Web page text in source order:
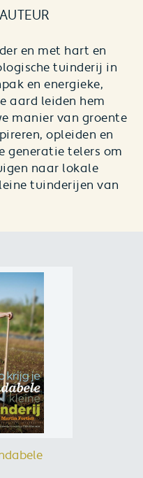
en met hart en
tuinderij in
en energieke,
aard leiden hem
manier van groente
opleiden en
generatie telers om
naar lokale
tuinderijen van